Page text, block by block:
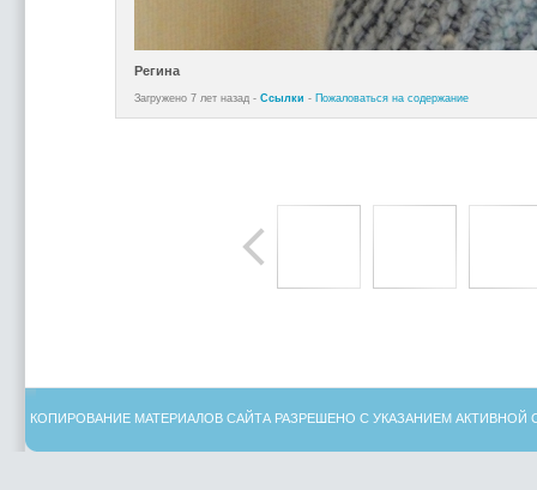
Регина
Загружено 7 лет назад - Ссылки - Пожаловаться на содержание
КОПИРОВАНИЕ МАТЕРИАЛОВ САЙТА РАЗРЕШЕНО С УКАЗАНИЕМ АКТИВНОЙ